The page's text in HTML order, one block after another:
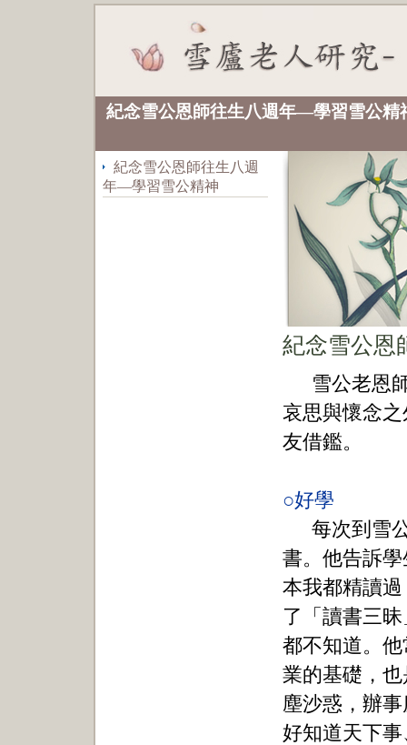
（二）
紀念雪公恩師往生八週年—學習雪公精
紀念雪公恩師往生八週
年—學習雪公精神
紀念雪公恩
雪公老恩
哀思與懷念
友借鑑。
○好學
每次到雪
書。他告訴
本我都精讀
了「讀書三
都不知道。
業的基礎，
塵沙惑，辦
好知道天下